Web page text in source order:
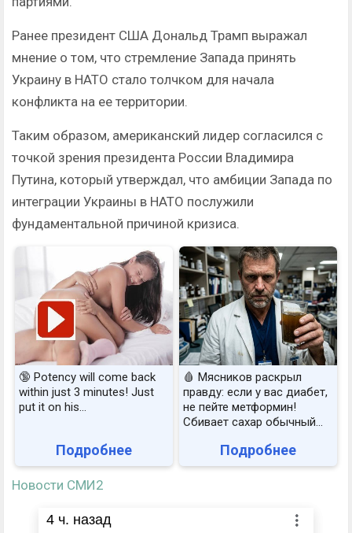
Ранее президент США Дональд Трамп выражал
мнение о том, что стремление Запада принять
Украину в НАТО стало толчком для начала
конфликта на ее территории.
Таким образом, американский лидер согласился с
точкой зрения президента России Владимира
Путина, который утверждал, что амбиции Запада по
интеграции Украины в НАТО послужили
фундаментальной причиной кризиса.
🔞 Potency will come back
within just 3 minutes! Just
put it on his…
Подробнее
🩸 Мясников раскрыл
правду: если у вас диабет,
не пейте метформин!
Сбивает сахар обычный...
Подробнее
Новости СМИ2
4 ч. назад